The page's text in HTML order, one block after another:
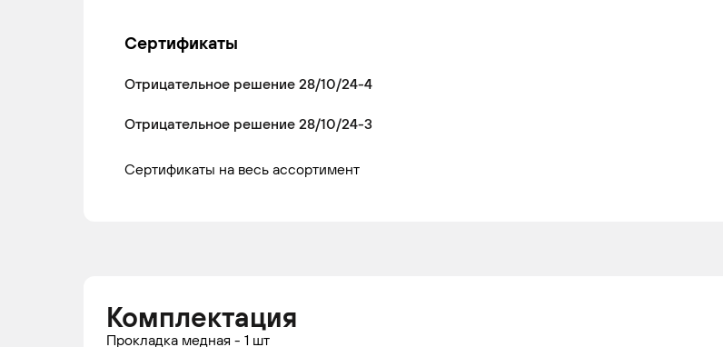
Сертификаты
Отрицательное решение 28/10/24-4
Отрицательное решение 28/10/24-3
Сертификаты на весь ассортимент
Комплектация
Прокладка медная - 1 шт